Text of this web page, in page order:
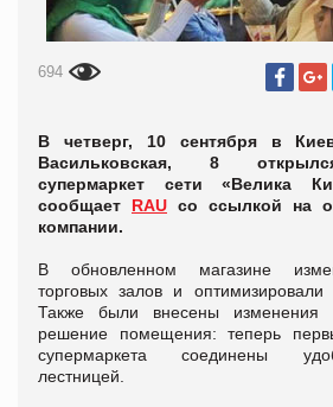
694
В четверг, 10 сентября в
Васильковская, 8
супермаркет сети «Велика
сообщает RAU со ссылкой на
компании.
В обновленном магазине
торговых залов и оптимизировали
Также были внесены изменения
решение помещения: теперь
супермаркета соединены
лестницей.